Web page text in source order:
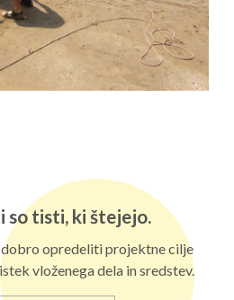
so tisti, ki štejejo.
opredeliti projektne cilje
vloženega dela in sredstev.